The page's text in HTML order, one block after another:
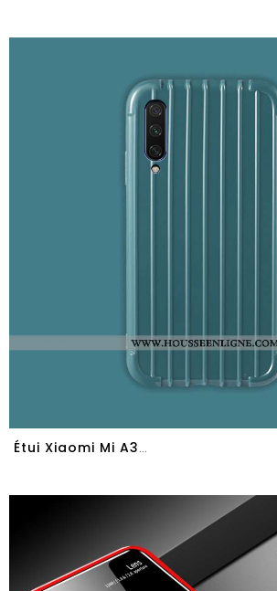
Étui Xiaomi Mi A3 Ultra Légère Bleu Couvercle Arrière Coque Couleurs De Bonbon Petit